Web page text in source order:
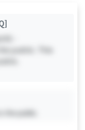
-
public. This
public.